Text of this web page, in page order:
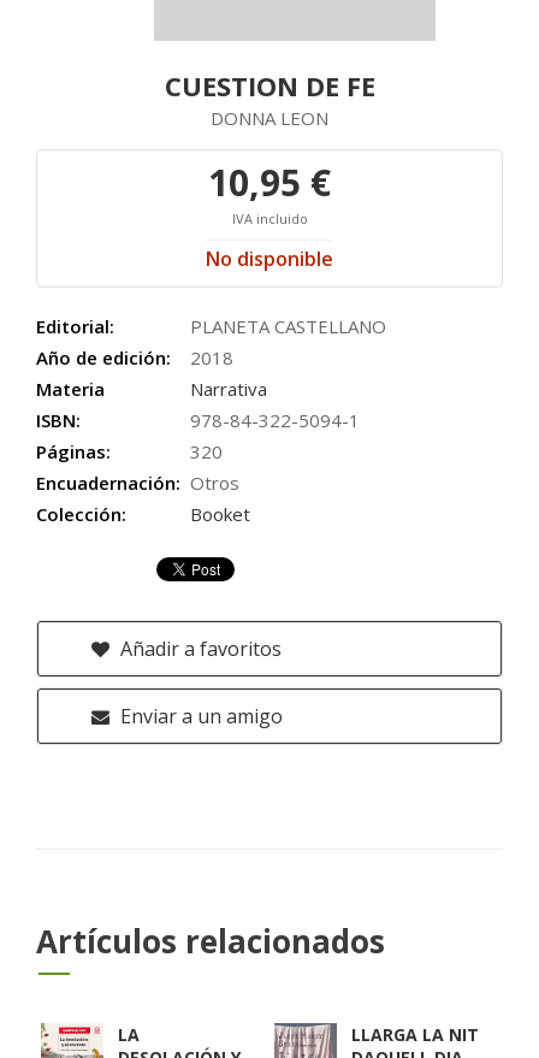
CUESTION DE FE
DONNA LEON
10,95 €
IVA incluido
No disponible
Editorial:
PLANETA CASTELLANO
Año de edición:
2018
Materia
Narrativa
ISBN:
978-84-322-5094-1
Páginas:
320
Encuadernación: Otros
Colección:
Booket
Añadir a favoritos
Enviar a un amigo
Artículos relacionados
LA
LLARGA LA NIT